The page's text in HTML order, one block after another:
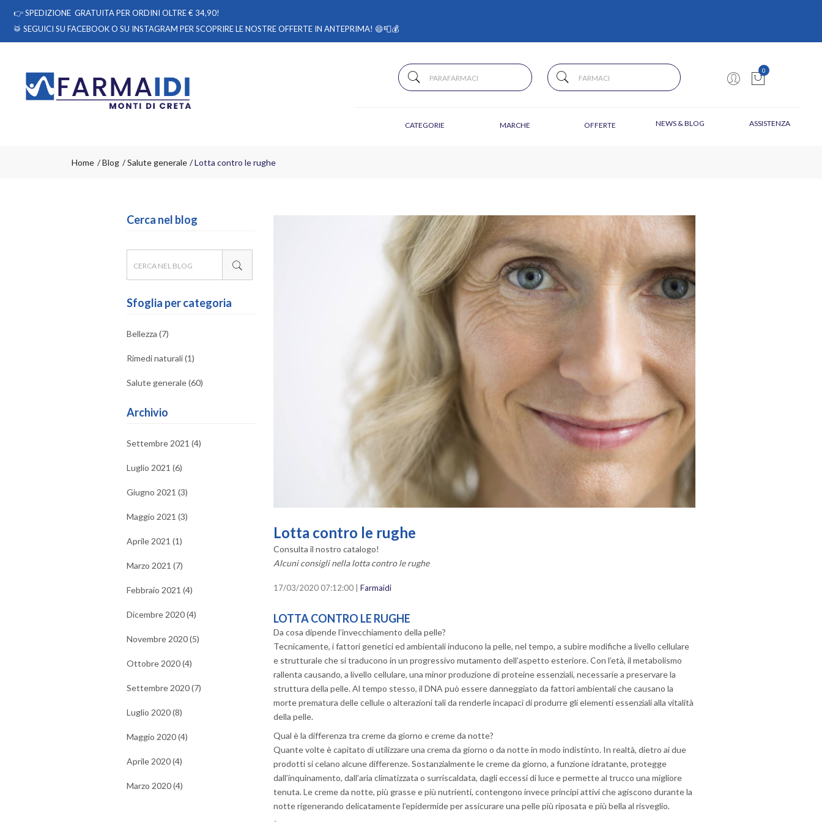
👉SPEDIZIONE GRATUITA PER ORDINI OLTRE € 34,90!
🥁 SEGUICI SU FACEBOOKO SU INSTAGRAM PER SCOPRIRE LE NOSTRE OFFERTE IN ANTEPRIMA! 😄📮💰
0
CATEGORIE MARCHE OFFERTE NEWS & BLOG ASSISTENZA
Home Blog Salute generale Lotta contro le rughe
Cerca nel blog
Sfoglia per categoria
Bellezza (7)
Rimedi naturali (1)
Salute generale (60)
Archivio
Settembre 2021 (4)
Luglio 2021 (6)
Giugno 2021 (3)
Maggio 2021 (3)
Aprile 2021 (1)
Marzo 2021 (7)
Febbraio 2021 (4)
Dicembre 2020 (4)
Novembre 2020 (5)
Ottobre 2020 (4)
Settembre 2020 (7)
Luglio 2020 (8)
Maggio 2020 (4)
Aprile 2020 (4)
Marzo 2020 (4)
Lotta contro le rughe
Consulta il nostro catalogo!
Alcuni consigli nella lotta contro le rughe
17/03/2020 07:12:00 | Farmaidi
LOTTA CONTRO LE RUGHE
Da cosa dipende l’invecchiamento della pelle?
Tecnicamente, i fattori genetici ed ambientali inducono la pelle, nel tempo, a subire modifiche a livello cellulare
e strutturale che si traducono in un progressivo mutamento dell’aspetto esteriore. Con l’età, il metabolismo
rallenta causando, a livello cellulare, una minor produzione di proteine essenziali, necessarie a preservare la
struttura della pelle. Al tempo stesso, il DNA può essere danneggiato da fattori ambientali che causano la
morte prematura delle cellule o alterazioni tali da renderle incapaci di produrre gli elementi essenziali alla vitalità
della pelle.
Qual è la differenza tra creme da giorno e creme da notte?
Quante volte è capitato di utilizzare una crema da giorno o da notte in modo indistinto. In realtà, dietro ai due
prodotti si celano alcune differenze. Sostanzialmente le creme da giorno, a funzione idratante, protegge
dall’inquinamento, dall’aria climatizzata o surriscaldata, dagli eccessi di luce e permette al trucco una migliore
tenuta. Le creme da notte, più grasse e più nutrienti, contengono invece principi attivi che agiscono durante la
notte rigenerando delicatamente l’epidermide per assicurare una pelle più riposata e più bella al risveglio.